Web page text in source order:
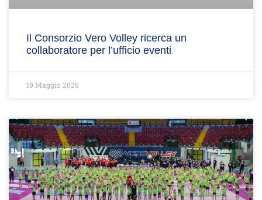
Il Consorzio Vero Volley ricerca un
collaboratore per l’ufficio eventi
19 Maggio 2026